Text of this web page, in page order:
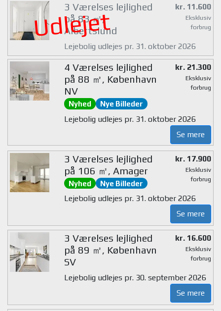
Udlejet
3 Værelses lejlighed
på 83 ㎡,
Albertslund
kr. 11.600
Eksklusiv
forbrug
Lejebolig udlejes pr. 31. oktober 2026
4 Værelses lejlighed
på 88 ㎡, København
NV
Nyhed Nye Billeder
kr. 21.300
Eksklusiv
forbrug
Lejebolig udlejes pr. 31. oktober 2026
Se mere
3 Værelses lejlighed
på 106 ㎡, Amager
Nyhed Nye Billeder
kr. 17.900
Eksklusiv
forbrug
Lejebolig udlejes pr. 31. oktober 2026
Se mere
3 Værelses lejlighed
på 89 ㎡, København
SV
kr. 16.600
Eksklusiv
forbrug
Lejebolig udlejes pr. 30. september 2026
Se mere